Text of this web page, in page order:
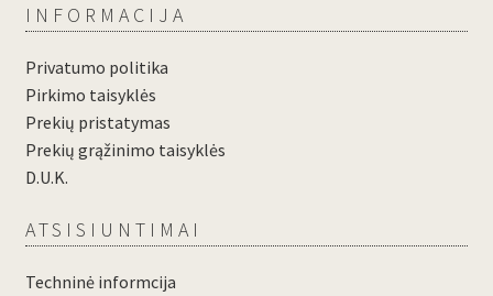
INFORMACIJA
Privatumo politika
Pirkimo taisyklės
Prekių pristatymas
Prekių grąžinimo taisyklės
D.U.K.
ATSISIUNTIMAI
Techninė informcija